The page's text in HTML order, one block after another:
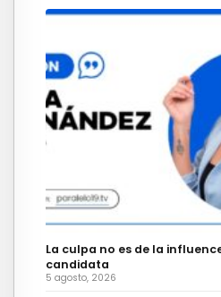
La culpa no es de la
candidata
5 agosto, 2026